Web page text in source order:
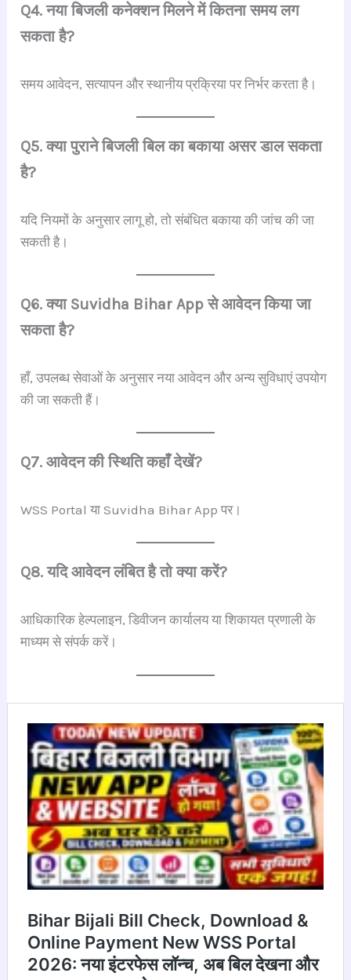
Q4. नया बिजली कनेक्शन मिलने में कितना समय लग
सकता है?
समय आवेदन, सत्यापन और स्थानीय प्रक्रिया पर निर्भर करता है।
Q5. क्या पुराने बिजली बिल का बकाया असर डाल सकता
है?
यदि नियमों के अनुसार लागू हो, तो संबंधित बकाया की जांच की जा
सकती है।
Q6. क्या Suvidha Bihar App से आवेदन किया जा
सकता है?
हाँ, उपलब्ध सेवाओं के अनुसार नया आवेदन और अन्य सुविधाएं उपयोग
की जा सकती हैं।
Q7. आवेदन की स्थिति कहाँ देखें?
WSS Portal या Suvidha Bihar App पर।
Q8. यदि आवेदन लंबित है तो क्या करें?
आधिकारिक हेल्पलाइन, डिवीजन कार्यालय या शिकायत प्रणाली के
माध्यम से संपर्क करें।